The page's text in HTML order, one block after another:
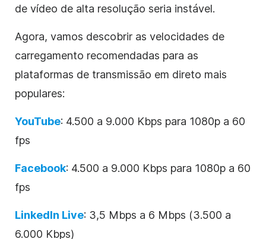
de vídeo de alta resolução seria instável.
Agora, vamos descobrir as velocidades de
carregamento recomendadas para as
plataformas de transmissão em direto mais
populares:
YouTube: 4.500 a 9.000 Kbps para 1080p a 60
fps
Facebook: 4.500 a 9.000 Kbps para 1080p a 60
fps
LinkedIn Live: 3,5 Mbps a 6 Mbps (3.500 a
6.000 Kbps)